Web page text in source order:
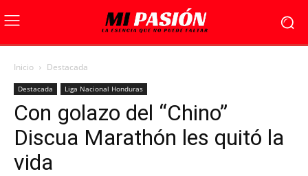
Inicio Destacada
Destacada Liga Nacional Honduras
Con golazo del “Chino”
Discua Marathón les quitó la
vida